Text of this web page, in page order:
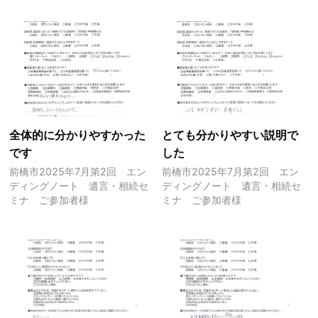
全体的に分かりやすかった
です
前橋市2025年7月第2回 エン
ディングノート 遺言・相続セ
ミナ ご参加者様
とても分かりやすい説明で
した
前橋市2025年7月第2回 エン
ディングノート 遺言・相続セ
ミナ ご参加者様